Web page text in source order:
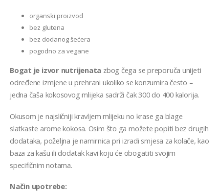
organski proizvod
bez glutena
bez dodanog šećera
pogodno za vegane
Bogat je izvor nutrijenata zbog čega se preporuča unijeti
određene izmjene u prehrani ukoliko se konzumira često –
jedna čaša kokosovog mlijeka sadrži čak 300 do 400 kalorija.
Okusom je najsličniji kravljem mlijeku no krase ga blage
slatkaste arome kokosa. Osim što ga možete popiti bez drugih
dodataka, poželjna je namirnica pri izradi smjesa za kolače, kao
baza za kašu ili dodatak kavi koju će obogatiti svojim
specifičnim notama.
Način upotrebe: